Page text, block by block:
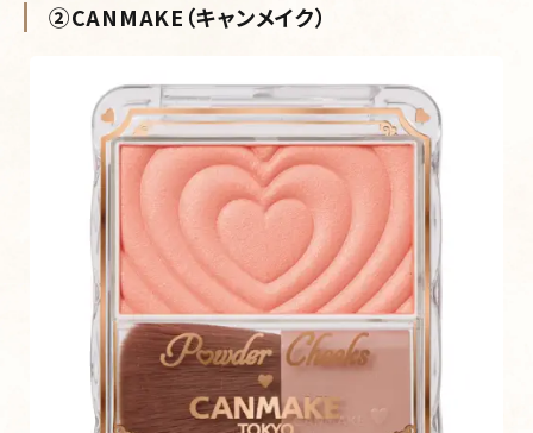
②CANMAKE（キャンメイク）